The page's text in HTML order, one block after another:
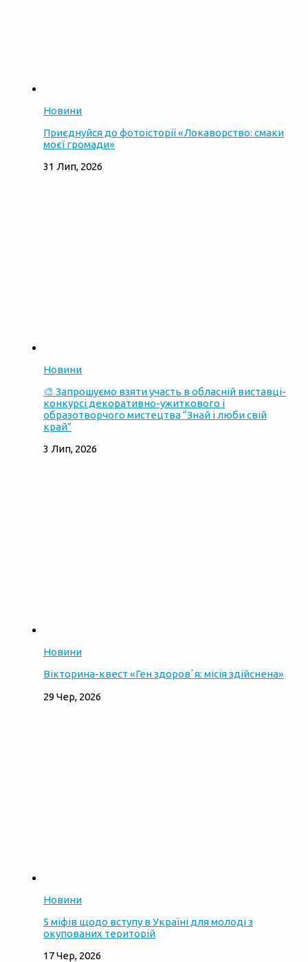
Новини
Приєднуйся до фотоісторії «Локаворство: смаки
моєї громади»
31 Лип, 2026
Новини
🎨 Запрошуємо взяти участь в обласній виставці-
конкурсі декоративно-ужиткового і
образотворчого мистецтва “Знай і люби свій
край”
3 Лип, 2026
Новини
Вікторина-квест «Ген здоровʼя: місія здійснена»
29 Чер, 2026
Новини
5 міфів щодо вступу в Україні для молоді з
окупованих територій
17 Чер, 2026